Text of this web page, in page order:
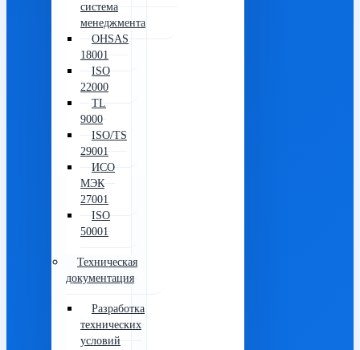
система
менеджмента
OHSAS
18001
ISO
22000
TL
9000
ISO/TS
29001
ИСО
МЭК
27001
ISO
50001
Техническая
документация
Разработка
технических
условий